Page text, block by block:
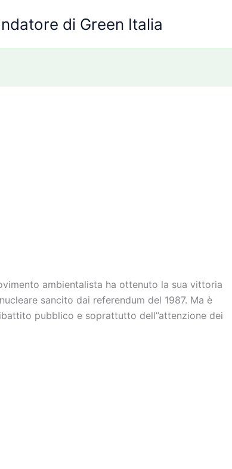
di Green Italia
ambientalista ha ottenuto la sua vittoria
sancito dai referendum del 1987. Ma è
pubblico e soprattutto dell’’attenzione dei